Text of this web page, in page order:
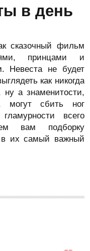
в день
сказочный фильм
принцами и
Невеста не будет
как никогда
а знаменитости,
могут сбить ног
всего
вам подборку
в их самый важный